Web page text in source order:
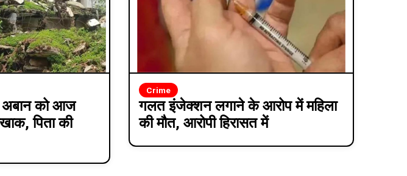
को आज
पिता की
Crime
गलत इंजेक्शन लगाने के आरोप में महिला
की मौत, आरोपी हिरासत में